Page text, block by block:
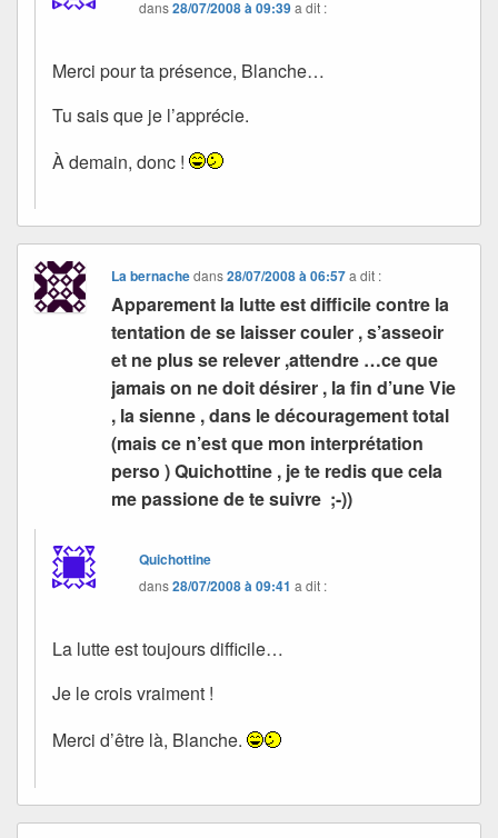
dans28/07/2008 à 09:39a dit :
Merci pour ta présence, Blanche…
Tu sais que je l’apprécie.
À demain, donc !
La bernachedans28/07/2008 à 06:57 a dit :
Apparement la lutte est difficile contre la
tentation de se laisser couler , s’asseoir
et ne plus se relever ,attendre …ce que
jamais on ne doit désirer , la fin d’une Vie
, la sienne , dans le découragement total
(mais ce n’est que mon interprétation
perso ) Quichottine , je te redis que cela
me passione de te suivre ;-))
Quichottine
dans28/07/2008 à 09:41 a dit :
La lutte est toujours difficile…
Je le crois vraiment !
Merci d’être là, Blanche.